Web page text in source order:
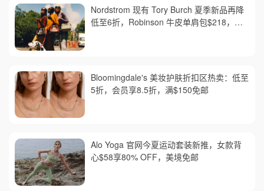
Nordstrom 现有 Tory Burch 夏季新品再降
低至6折，Robinson 牛皮单肩包$218，买
Bloomingdale's 美妆护肤折扣区热卖：低至
5折，会员享8.5折，满$150免邮
Alo Yoga 官网今夏运动套装新推，女款背
心$58享80% OFF，美境免邮